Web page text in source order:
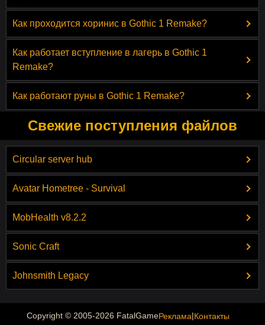
Как проходится хоринис в Gothic 1 Remake?
Как работает вступление в лагерь в Gothic 1
Remake?
Как работают руны в Gothic 1 Remake?
Свежие поступления файлов
Circular server hub
Avatar Hometree - Survival
MobHealth v8.2.2
Sonic Craft
Johnsmith Legacy
Copyright © 2005-2026 FatalGameРеклама|Контакты